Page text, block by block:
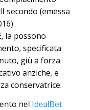
secondo (emessa
la possono
specificata
giù a forza
anziche, e
conservatrice.
nel IdealBet